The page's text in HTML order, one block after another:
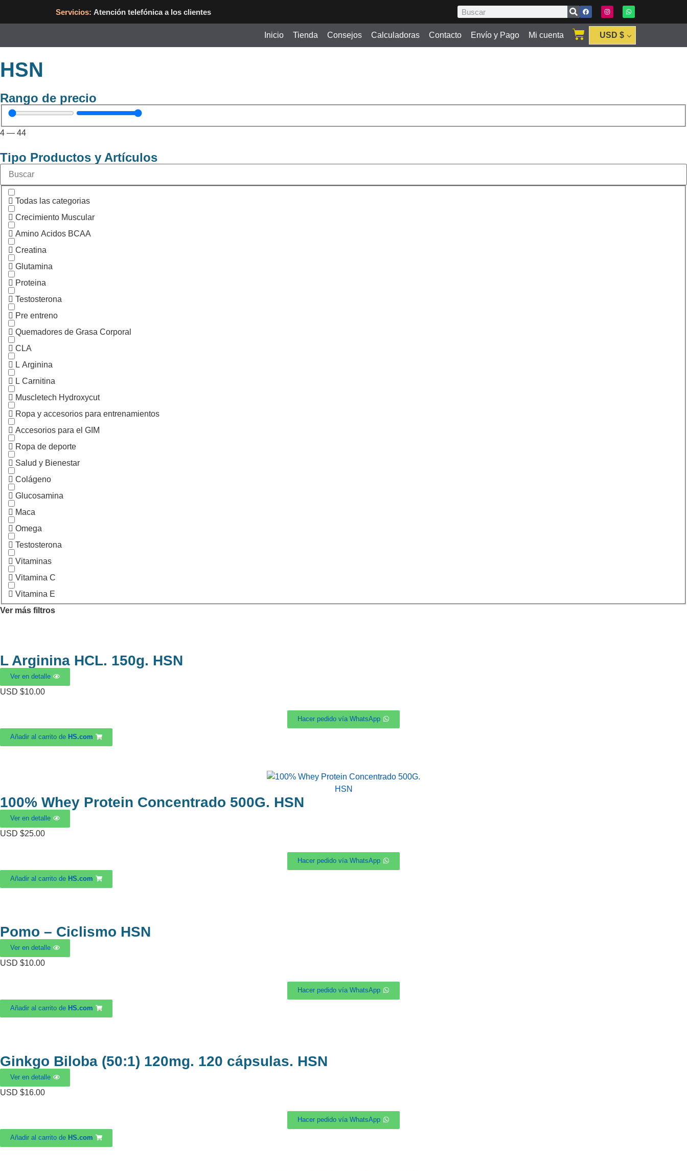
Servicios: Atención telefónica a los clientes
Inicio Tienda Consejos Calculadoras Contacto Envío y Pago Mi cuenta USD $
HSN
Rango de precio
4 — 44
Tipo Productos y Artículos
Todas las categorias
Crecimiento Muscular
Amino Acidos BCAA
Creatina
Glutamina
Proteina
Testosterona
Pre entreno
Quemadores de Grasa Corporal
CLA
L Arginina
L Carnitina
Muscletech Hydroxycut
Ropa y accesorios para entrenamientos
Accesorios para el GIM
Ropa de deporte
Salud y Bienestar
Colágeno
Glucosamina
Maca
Omega
Testosterona
Vitaminas
Vitamina C
Vitamina E
Ver más filtros
L Arginina HCL. 150g. HSN
Ver en detalle
USD $10.00
Hacer pedido vía WhatsApp
Añadir al carrito de HS.com
100% Whey Protein Concentrado 500G. HSN
Ver en detalle
USD $25.00
Hacer pedido vía WhatsApp
Añadir al carrito de HS.com
Pomo – Ciclismo HSN
Ver en detalle
USD $10.00
Hacer pedido vía WhatsApp
Añadir al carrito de HS.com
Ginkgo Biloba (50:1) 120mg. 120 cápsulas. HSN
Ver en detalle
USD $16.00
Hacer pedido vía WhatsApp
Añadir al carrito de HS.com